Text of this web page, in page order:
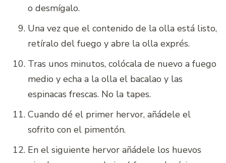
o desmígalo.
Una vez que el contenido de la olla está listo,
retíralo del fuego y abre la olla exprés.
Tras unos minutos, colócala de nuevo a fuego
medio y echa a la olla el bacalao y las
espinacas frescas. No la tapes.
Cuando dé el primer hervor, añádele el
sofrito con el pimentón.
En el siguiente hervor añádele los huevos